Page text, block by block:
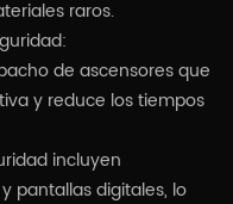
raros.
de ascensores que
y reduce los tiempos
incluyen
pantallas digitales, lo